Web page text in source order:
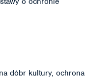
dóbr kultury, ochrona